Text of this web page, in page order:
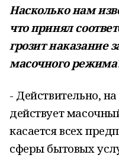
Насколько нам
что принял
грозит наказание
масочного
- Действительно,
действует
касается всех
сферы бытовых